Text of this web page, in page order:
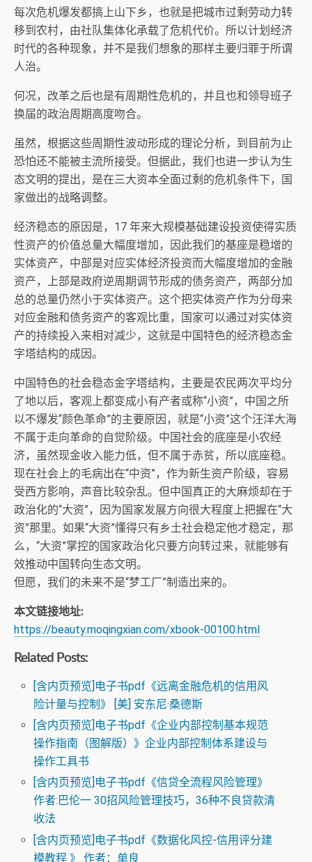
每次危机爆发都搞上山下乡，也就是把城市过剩劳动力转
移到农村，由社队集体化承载了危机代价。所以计划经济
时代的各种现象，并不是我们想象的那样主要归罪于所谓
人治。
何况，改革之后也是有周期性危机的，并且也和领导班子
换届的政治周期高度吻合。
虽然，根据这些周期性波动形成的理论分析，到目前为止
恐怕还不能被主流所接受。但据此，我们也进一步认为生
态文明的提出，是在三大资本全面过剩的危机条件下，国
家做出的战略调整。
经济稳态的原因是，17 年来大规模基础建设投资使得实质
性资产的价值总量大幅度增加，因此我们的基座是稳增的
实体资产，中部是对应实体经济投资而大幅度增加的金融
资产，上部是政府逆周期调节形成的债务资产，两部分加
总的总量仍然小于实体资产。这个把实体资产作为分母来
对应金融和债务资产的客观比重，国家可以通过对实体资
产的持续投入来相对减少，这就是中国特色的经济稳态金
字塔结构的成因。
中国特色的社会稳态金字塔结构，主要是农民两次平均分
了地以后，客观上都变成小有产者或称“小资”，中国之所
以不爆发“颜色革命”的主要原因，就是“小资”这个汪洋大海
不属于走向革命的自觉阶级。中国社会的底座是小农经
济，虽然现金收入能力低，但不属于赤贫，所以底座稳。
现在社会上的毛病出在“中资”，作为新生资产阶级，容易
受西方影响，声音比较杂乱。但中国真正的大麻烦却在于
政治化的“大资”，因为国家发展方向很大程度上把握在“大
资”那里。如果“大资”懂得只有乡土社会稳定他才稳定，那
么，“大资”掌控的国家政治化只要方向转过来，就能够有
效推动中国转向生态文明。
但愿，我们的未来不是“梦工厂”制造出来的。
本文链接地址:
https://beauty.moqingxian.com/xbook-00100.html
Related Posts:
[含内页预览]电子书pdf《远离金融危机的信用风
险计量与控制》 [美] 安东尼·桑德斯
[含内页预览]电子书pdf《企业内部控制基本规范
操作指南（图解版）》企业内部控制体系建设与
操作工具书
[含内页预览]电子书pdf《信贷全流程风险管理》
作者:巴伦一 30招风险管理技巧，36种不良贷款清
收法
[含内页预览]电子书pdf《数据化风控-信用评分建
模教程 》 作者：单良